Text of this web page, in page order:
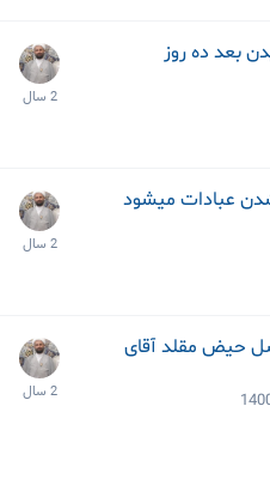
بعد ده روز
عبادات میشود
حیض مقلد آقای